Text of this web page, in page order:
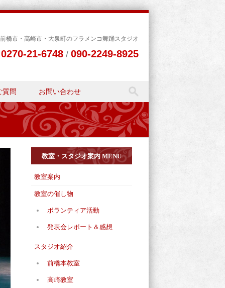
橋市・高崎市・大泉町のフラメンコ舞踊スタジオ
0270-21-6748 / 090-2249-8925
質問 お問い合わせ
教室・スタジオ案内 MENU
教室案内
教室の催し物
ボランティア活動
発表会レポート＆感想
スタジオ紹介
前橋本教室
高崎教室